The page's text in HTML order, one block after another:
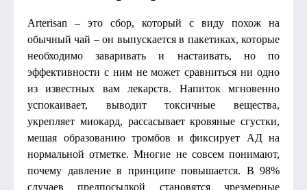
Arterisan – это сбор, который с виду похож на
обычный чай – он выпускается в пакетиках, которые
необходимо заваривать и настаивать, но по
эффективности с ним не может сравниться ни одно
из известных вам лекарств. Напиток мгновенно
успокаивает, выводит токсичные вещества,
укрепляет миокард, рассасывает кровяные сгустки,
мешая образованию тромбов и фиксирует АД на
нормальной отметке. Многие не совсем понимают,
почему давление в принципе повышается. В 98%
случаев предпосылкой становятся чрезмерные